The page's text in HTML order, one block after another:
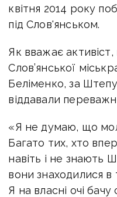
квітня 2014 року
під Слов'янськом.
Як вважає
Слов’янської
Беліменко, за
віддавали
«Я не думаю, що
Багато тих, хто
навіть і не знають
вони знаходилися в
Я на власні очі